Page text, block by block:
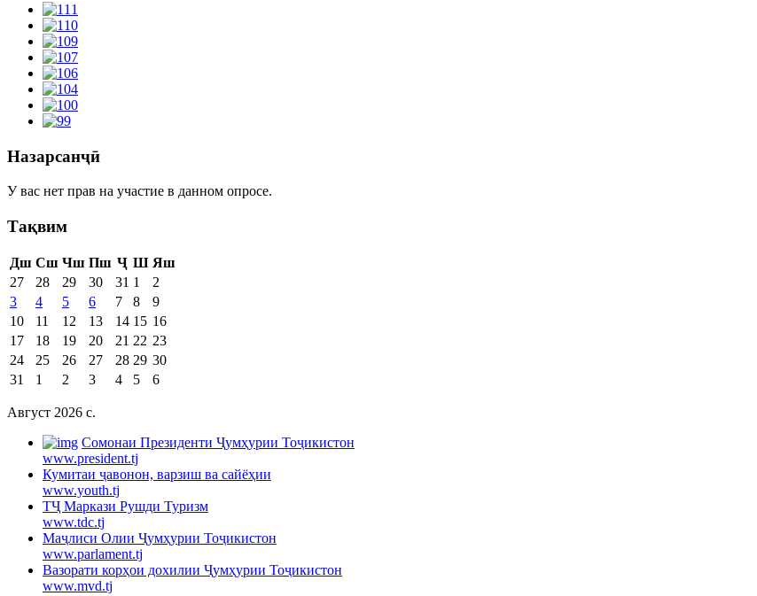
Назарсанҷӣ
У вас нет прав на участие в данном опросе.
Тақвим
Дш Сш Чш Пш Ҷ Ш Яш
27
28 29 30 31 1
2
3
4 5 6 7 8
9
10
11 12 13 14 15 16
17
18 19 20 21 22 23
24
25 26 27 28 29 30
31
1 2 3 4 5 6
Август 2026 c.
Cомонаи Президенти Ҷумҳурии Тоҷикистон
www.president.tj
Кумитаи ҷавонон, варзиш ва сайёҳии
www.youth.tj
ТҶ Маркази Рушди Туризм
www.tdc.tj
Маҷлиси Олии Ҷумҳурии Тоҷикистон
www.parlament.tj
Вазорати корҳои дохилии Ҷумҳурии Тоҷикистон
www.mvd.tj